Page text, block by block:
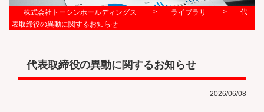
株式会社トーシンホールディングス > ライブラリ >
代
表取締役の異動に関するお知らせ
代表取締役の異動に関するお知らせ
2026/06/08